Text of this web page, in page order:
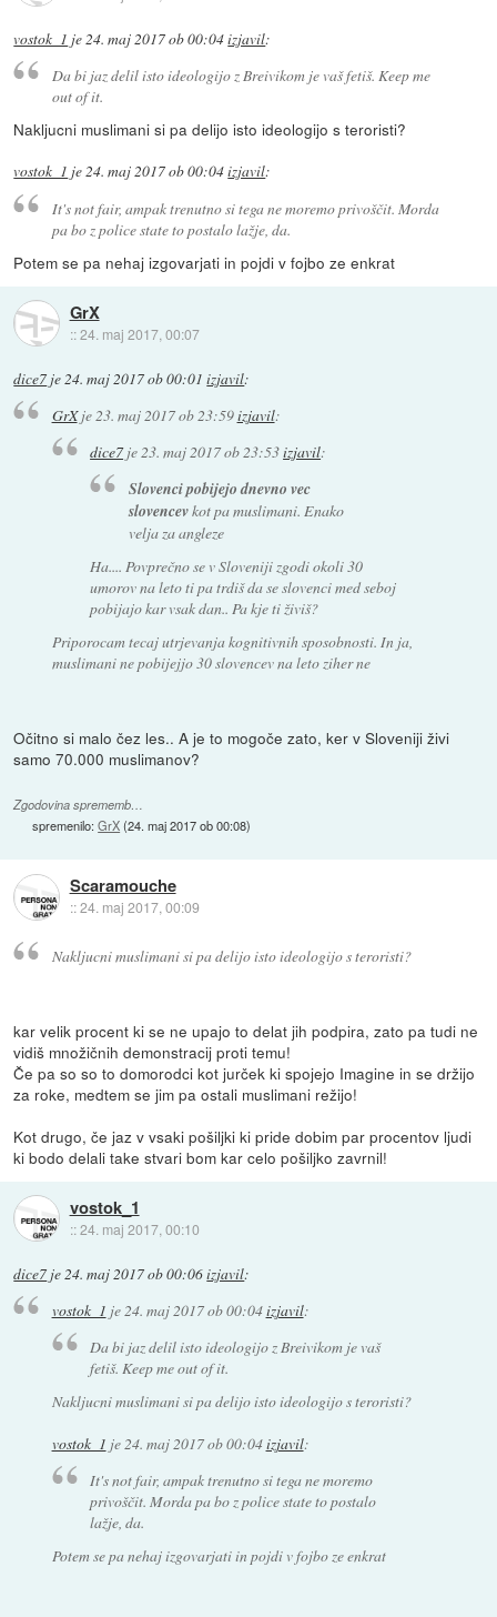
vostok_1 je 24. maj 2017 ob 00:04izjavil:
Da bi jaz delil isto ideologijo z Breivikom je vaš fetiš. Keep me
out of it.
Nakljucni muslimani si pa delijo isto ideologijo s teroristi?
vostok_1 je24. maj 2017 ob 00:04izjavil:
It's not fair, ampak trenutno si tega ne moremo privoščit. Morda
pa bo z police state to postalo lažje, da.
Potem se pa nehaj izgovarjati in pojdi v fojbo ze enkrat
GrX
::24. maj 2017, 00:07
dice7 je24. maj 2017 ob 00:01 izjavil:
GrXje23. maj 2017 ob 23:59izjavil:
dice7je23. maj 2017 ob 23:53izjavil:
Slovenci pobijejo dnevno vec
slovencevkot pa muslimani. Enako
velja za angleze
Ha.... Povprečno se v Sloveniji zgodi okoli 30
umorov na leto ti pa trdiš da se slovenci med seboj
pobijajo kar vsak dan.. Pa kje ti živiš?
Priporocam tecaj utrjevanja kognitivnih sposobnosti. In ja,
muslimani ne pobijejjo 30 slovencev na leto ziher ne
Očitno si malo čez les.. A je to mogoče zato, ker v Sloveniji živi
samo 70.000 muslimanov?
Zgodovina sprememb…
spremenilo:GrX(24. maj 2017 ob 00:08)
Scaramouche
::24. maj 2017, 00:09
Nakljucni muslimani si pa delijo isto ideologijo s teroristi?
kar velik procent ki se ne upajo to delat jih podpira, zato pa tudi ne
vidiš množičnih demonstracij proti temu!
Če pa so so to domorodci kot jurček ki spojejo Imagine in se držijo
za roke, medtem se jim pa ostali muslimani režijo!
Kot drugo, če jaz v vsaki pošiljki ki pride dobim par procentov ljudi
ki bodo delali take stvari bom kar celo pošiljko zavrnil!
vostok_1
::24. maj 2017, 00:10
dice7 je24. maj 2017 ob 00:06izjavil:
vostok_1 je24. maj 2017 ob 00:04izjavil:
Da bi jaz delil isto ideologijo z Breivikom je vaš
fetiš. Keep me out of it.
Nakljucni muslimani si pa delijo isto ideologijo s teroristi?
vostok_1 je24. maj 2017 ob 00:04izjavil:
It's not fair, ampak trenutno si tega ne moremo
privoščit. Morda pa bo z police state to postalo
lažje, da.
Potem se pa nehaj izgovarjati in pojdi v fojbo ze enkrat